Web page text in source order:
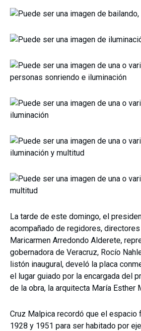
La tarde de este domingo, el
acompañado de regidores,
Maricarmen Arredondo Alderete,
gobernadora de Veracruz, Rocío
listón inaugural, develó la placa
el lugar guiado por la encargada del
de la obra, la arquitecta María Esther
Cruz Malpica recordó que el espacio
1928 y 1951 para ser habitado por